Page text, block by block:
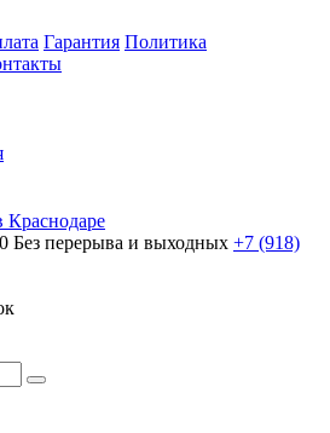
Гарантия Политика
Без перерыва и выходных +7 (918)